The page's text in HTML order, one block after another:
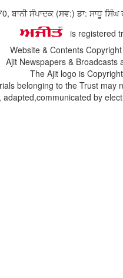
ਬਾਨੀ ਸੰਪਾਦਕ (ਸਵ:) ਡਾ: ਸਾਧੂ
is registered
Website & Contents
Ajit Newspapers &
The Ajit logo is
belonging to the Trust
by